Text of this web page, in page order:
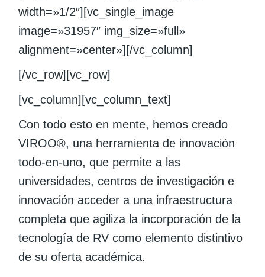
width=»1/2″][vc_single_image
image=»31957″ img_size=»full»
alignment=»center»][/vc_column]
[/vc_row][vc_row]
[vc_column][vc_column_text]
Con todo esto en mente, hemos creado
VIROO®, una herramienta de innovación
todo-en-uno, que permite a las
universidades, centros de investigación e
innovación acceder a una infraestructura
completa que agiliza la incorporación de la
tecnología de RV como elemento distintivo
de su oferta académica.